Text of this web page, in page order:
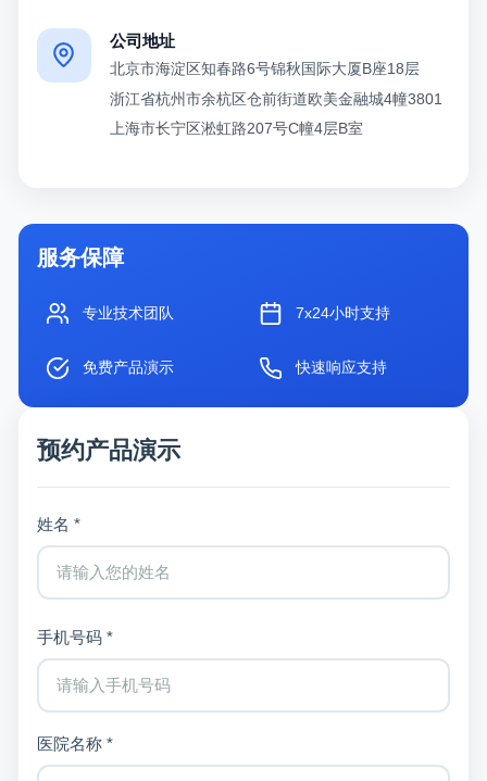
公司地址
北京市海淀区知春路6号锦秋国际大厦B座18层
浙江省杭州市余杭区仓前街道欧美金融城4幢3801
上海市长宁区淞虹路207号C幢4层B室
服务保障
专业技术团队 7x24小时支持
免费产品演示 快速响应支持
预约产品演示
姓名 *
手机号码 *
医院名称 *